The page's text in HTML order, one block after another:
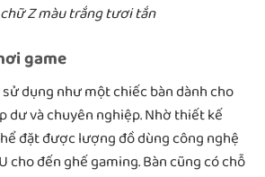
Z màu trắng tươi tắn
game
dụng như một chiếc bàn dành cho
dư và chuyên nghiệp. Nhờ thiết kế
đặt được lượng đồ dùng công nghệ
cho đến ghế gaming. Bàn cũng có chỗ